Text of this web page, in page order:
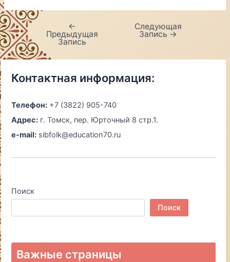
по
записям
←
Предыдущая
Запись
Следующая
Запись →
Контактная информация:
Телефон: +7 (3822) 905-740
Адрес: г. Томск, пер. Юрточный 8 стр.1.
e-mail: sibfolk@education70.ru
Поиск
Поиск
Важные страницы